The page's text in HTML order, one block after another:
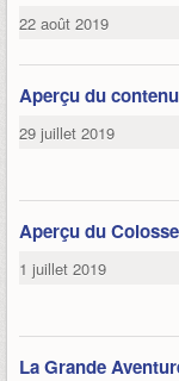
22 août 2019
Aperçu du
29 juillet 2019
Aperçu du
1 juillet 2019
La Grande